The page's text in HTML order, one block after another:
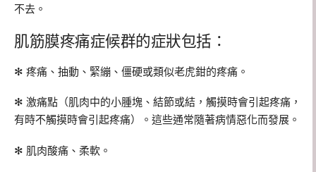
不去。
肌筋膜疼痛症候群的症狀包括：
✻ 疼痛、抽動、緊繃、僵硬或類似老虎鉗的疼痛。
✻ 激痛點（肌肉中的小腫塊、結節或結，觸摸時會引起疼痛，
有時不觸摸時會引起疼痛）。這些通常隨著病情惡化而發展。
✻ 肌肉酸痛、柔軟。